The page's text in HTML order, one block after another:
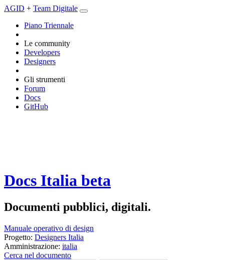
AGID + Team Digitale
Piano Triennale
Le community
Developers
Designers
Gli strumenti
Forum
Docs
GitHub
Docs Italia beta
Documenti pubblici, digitali.
Manuale operativo di design
Progetto: Designers Italia
Amministrazione: italia
Cerca nel documento